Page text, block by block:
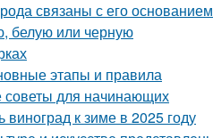
связаны с его основанием
белую или черную
этапы и правила
для начинающих
виноград к зиме в 2025 году